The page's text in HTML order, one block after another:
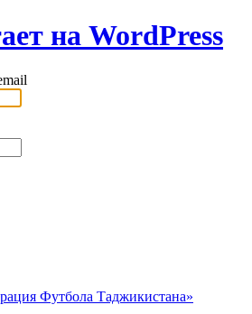
на WordPress
Футбола Таджикистана»